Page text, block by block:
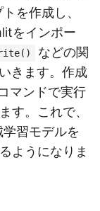
を作成し、
をインポー
などの関
きます。作成
マンドで実行
す。これで、
習モデルを
ようになりま